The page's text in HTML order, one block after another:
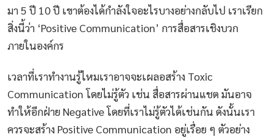
มา 5 ปี 10 ปี เขาต้องได้กำลังใจอะไรบางอย่างกลับไป เราเรียก
สิ่งนี้ว่า ‘Positive Communication’ การสื่อสารเชิงบวก
ภายในองค์กร
เวลาที่เราทำงานรู้ไหมเราอาจจะเผลอสร้าง Toxic
Communication โดยไม่รู้ตัว เช่น สื่อสารผ่านแชต มันอาจ
ทำให้อีกฝ่าย Negative โดยที่เราไม่รู้ตัวได้เช่นกัน ดังนั้นเรา
ควรจะสร้าง Positive Communication อยู่เรื่อย ๆ ตัวอย่าง